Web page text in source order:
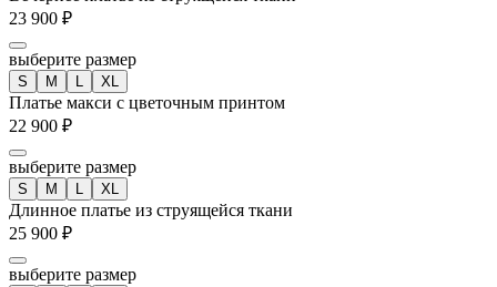
23 900 ₽
выберите размер
S M L XL
Платье макси с цветочным принтом
22 900 ₽
выберите размер
S M L XL
Длинное платье из струящейся ткани
25 900 ₽
выберите размер